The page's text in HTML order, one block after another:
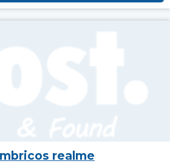
realme